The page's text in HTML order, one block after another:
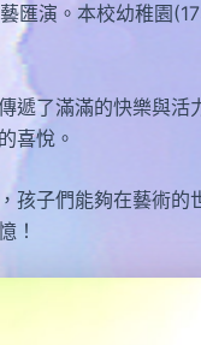
匯演。本校幼稚園
遞了滿滿的快樂與活
喜悅。
孩子們能夠在藝術的
！